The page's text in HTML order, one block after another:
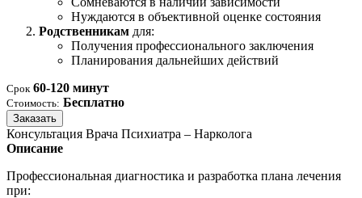
Нуждаются в объективной оценке состояния
Родственникам для:
Получения профессионального заключения
Планирования дальнейших действий
Срок 60-120 минут
Стоимость: Бесплатно
Заказать
Консультация Врача Психиатра – Нарколога
Описание
Профессиональная диагностика и разработка плана лечения
при: